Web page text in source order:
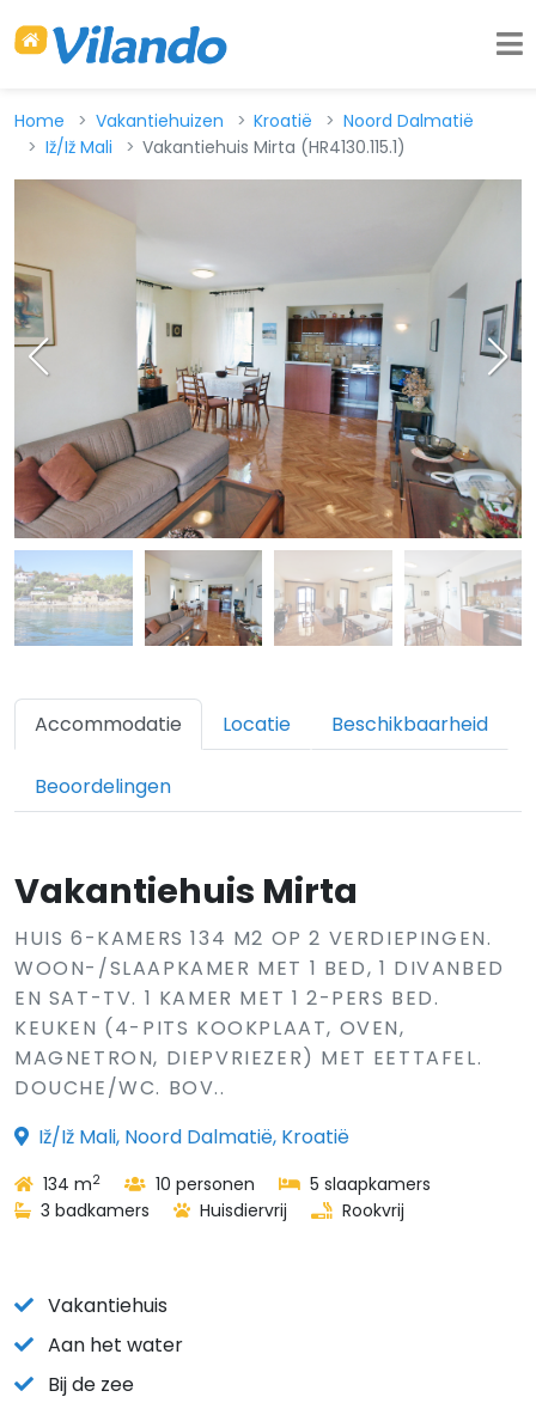
Home Vakantiehuizen Kroatië
Noord Dalmatië
Iž/Iž Mali
Vakantiehuis Mirta (HR4130.115.1)
Accommodatie Locatie Beschikbaarheid
Beoordelingen
Vakantiehuis Mirta
HUIS 6-KAMERS 134 M2 OP 2 VERDIEPINGEN.
WOON-/SLAAPKAMER MET 1 BED, 1 DIVANBED
EN SAT-TV. 1 KAMER MET 1 2-PERS BED.
KEUKEN (4-PITS KOOKPLAAT, OVEN,
MAGNETRON, DIEPVRIEZER) MET EETTAFEL.
DOUCHE/WC. BOV..
Iž/Iž Mali, Noord Dalmatië, Kroatië
134 m2 10 personen
5 slaapkamers
3 badkamers
Huisdiervrij Rookvrij
Vakantiehuis
Aan het water
Bij de zee